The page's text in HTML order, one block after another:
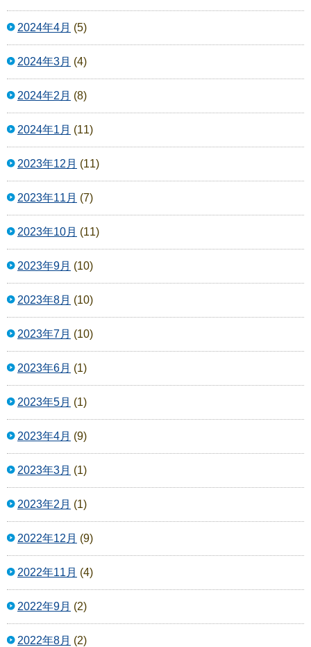
2024年4月 (5)
2024年3月 (4)
2024年2月 (8)
2024年1月 (11)
2023年12月 (11)
2023年11月 (7)
2023年10月 (11)
2023年9月 (10)
2023年8月 (10)
2023年7月 (10)
2023年6月 (1)
2023年5月 (1)
2023年4月 (9)
2023年3月 (1)
2023年2月 (1)
2022年12月 (9)
2022年11月 (4)
2022年9月 (2)
2022年8月 (2)